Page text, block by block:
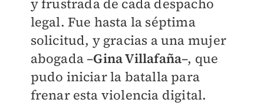
y frustrada de cada despacho
legal. Fue hasta la séptima
solicitud, y gracias a una mujer
abogada –Gina Villafaña–, que
pudo iniciar la batalla para
frenar esta violencia digital.